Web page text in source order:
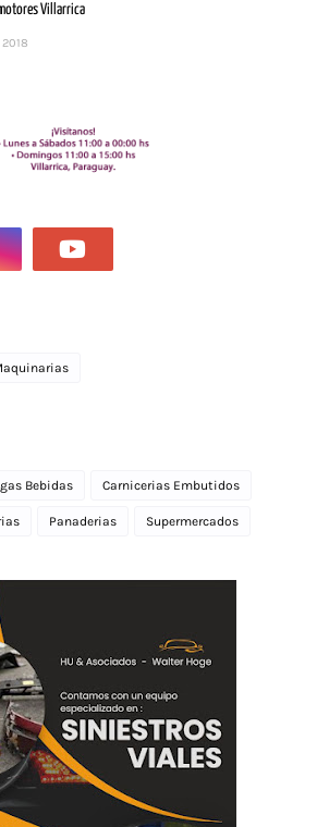
Villarrica
Bebidas Carnicerias Embutidos
Panaderias Supermercados